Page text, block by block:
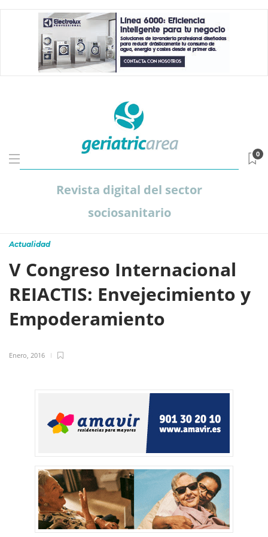
Revista digital del sector
sociosanitario
0
Actualidad
V Congreso Internacional
REIACTIS: Envejecimiento y
Empoderamiento
Enero, 2016